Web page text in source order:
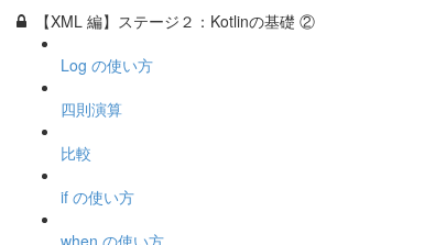
【XML 編】ステージ２：Kotlinの基礎 ②
Log の使い方
四則演算
比較
if の使い方
when の使い方